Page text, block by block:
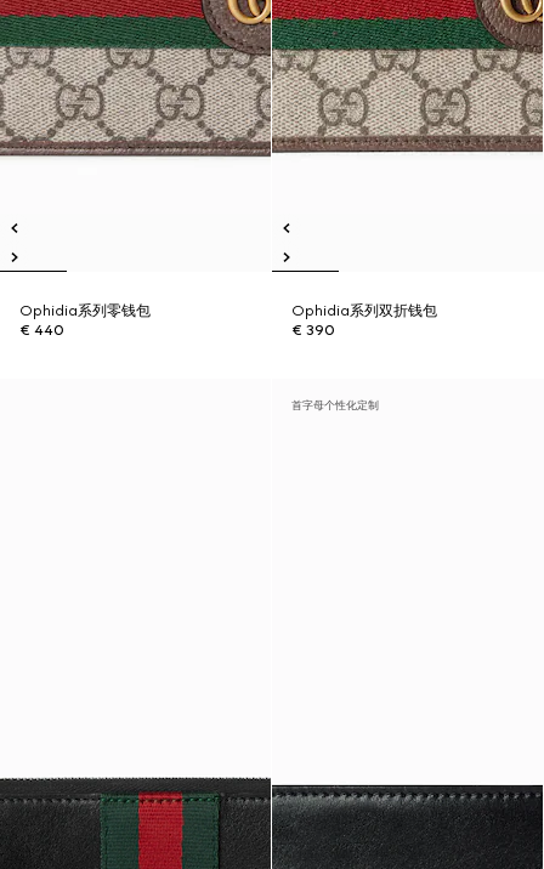
Ophidia系列零钱包
€ 440
Ophidia系列双折钱包
€ 390
首字母个性化定制